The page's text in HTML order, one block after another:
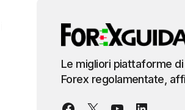
Le migliori piattaforme
Forex regolamentate,